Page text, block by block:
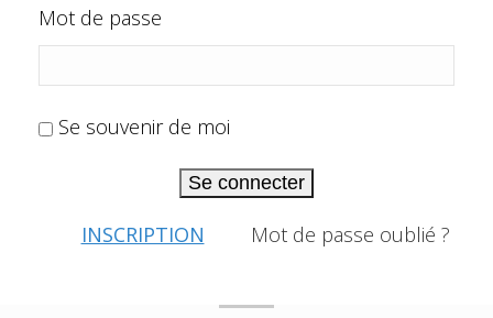
Mot de passe
Se souvenir de moi
Se connecter
INSCRIPTION Mot de passe oublié ?